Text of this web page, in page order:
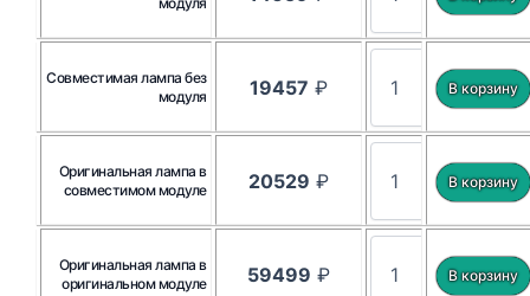
Совместимая лампа без
модуля
19457 ₽
Оригинальная лампа в
совместимом модуле
20529 ₽
Оригинальная лампа в
оригинальном модуле
59499 ₽